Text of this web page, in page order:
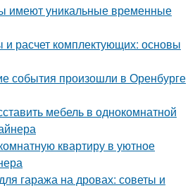
имеют уникальные временные
расчет комплектующих: основы
события произошли в Оренбурге
мебель в однокомнатной
квартиру в уютное
гаража на дровах: советы и